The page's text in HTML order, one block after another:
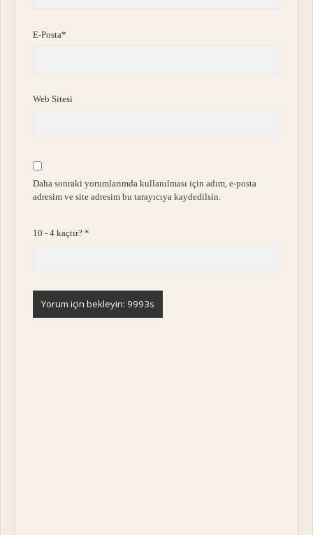
E-Posta*
Web Sitesi
Daha sonraki yorumlarımda kullanılması için adım, e-posta
adresim ve site adresim bu tarayıcıya kaydedilsin.
10 - 4 kaçtır?*